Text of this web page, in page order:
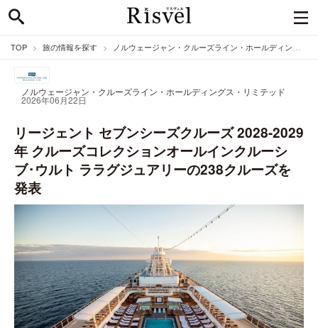
TOP 旅の情報を探す ノルウェージャン・クルーズライン・ホールディングス・リミテッドのニュース
ノルウェージャン・クルーズライン・ホールディングス・リミテッド
2026年06月22日
リージェント セブンシーズクルーズ 2028-2029
年 クルーズコレクションオールインクルーシ
ブ･ウルト ララグジュアリーの238クルーズを
発表